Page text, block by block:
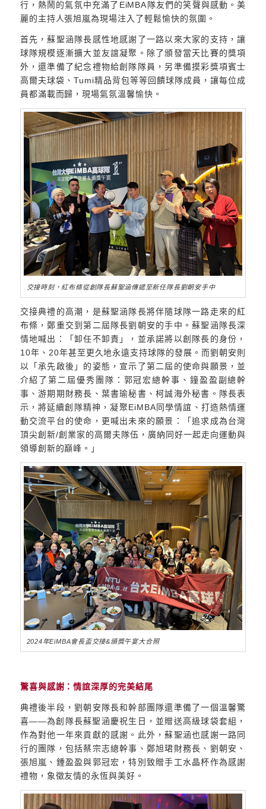
行，熱鬧的氣氛中充滿了EiMBA隊友們的笑聲與感動。美
麗的主持人張旭嵐為現場注入了輕鬆愉快的氛圍。
首先，蘇聖涵隊長感性地感謝了一路以來大家的支持，讓
球隊規模逐漸擴大並友誼凝聚。除了頒發當天比賽的獎項
外，還準備了紀念禮物給創隊隊員，另準備摸彩獎項賓士
高爾夫球袋、Tumi精品背包等等回饋球隊成員，讓每位成
員都滿載而歸，現場氣氛溫馨愉快。
交接時刻，紅布條從創隊長蘇聖涵傳遞至新任隊長劉朝安手中
交接典禮的高潮，是蘇聖涵隊長將伴隨球隊一路走來的紅
布條，鄭重交到第二屆隊長劉朝安的手中。蘇聖涵隊長深
情地喊出：「卸任不卸責」，並承諾將以創隊長的身份，
10年、20年甚至更久地永遠支持球隊的發展。而劉朝安則
以「承先啟後」的姿態，宣示了第二屆的使命與願景，並
介紹了第二屆優秀團隊：郭冠宏總幹事、鐘盈盈副總幹
事、游期期財務長、葉書瑜秘書、柯誠海外秘書。隊長表
示，將延續創隊精神，凝聚EiMBA同學情誼、打造熱情運
動交流平台的使命，更喊出未來的願景：「追求成為台灣
頂尖創新/創業家的高爾夫隊伍，廣納同好一起走向運動與
領導創新的巔峰。」
2024年EiMBA會長盃交接&頒獎午宴大合照
驚喜與感謝：情誼深厚的完美結尾
典禮後半段，劉朝安隊長和幹部團隊還準備了一個溫馨驚
喜——為創隊長蘇聖涵慶祝生日，並贈送高級球袋套組，
作為對他一年來貢獻的感謝。此外，蘇聖涵也感謝一路同
行的團隊，包括蔡宗志總幹事、鄭旭珺財務長、劉朝安、
張旭嵐、鍾盈盈與郭冠宏，特別致贈手工水晶杯作為感謝
禮物，象徵友情的永恆與美好。